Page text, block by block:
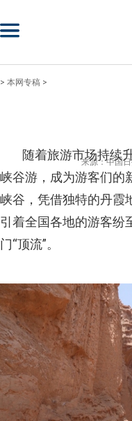
> 本网专稿 >
来源：中国
随着旅游市场持续
峡谷游，成为游客们的
峡谷，凭借独特的丹霞
引着全国各地的游客纷
门“顶流”。